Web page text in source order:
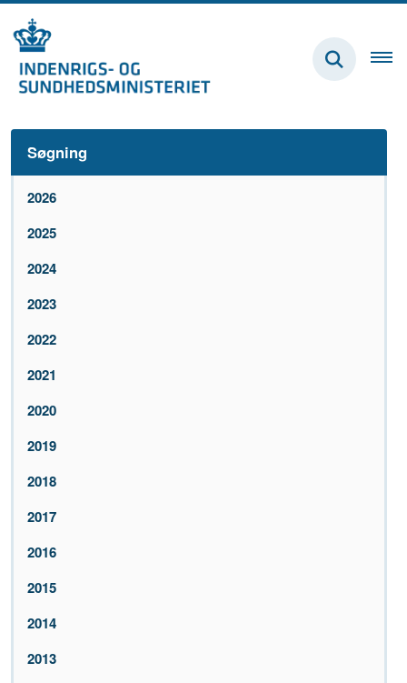
Søgning
2026
2025
2024
2023
2022
2021
2020
2019
2018
2017
2016
2015
2014
2013